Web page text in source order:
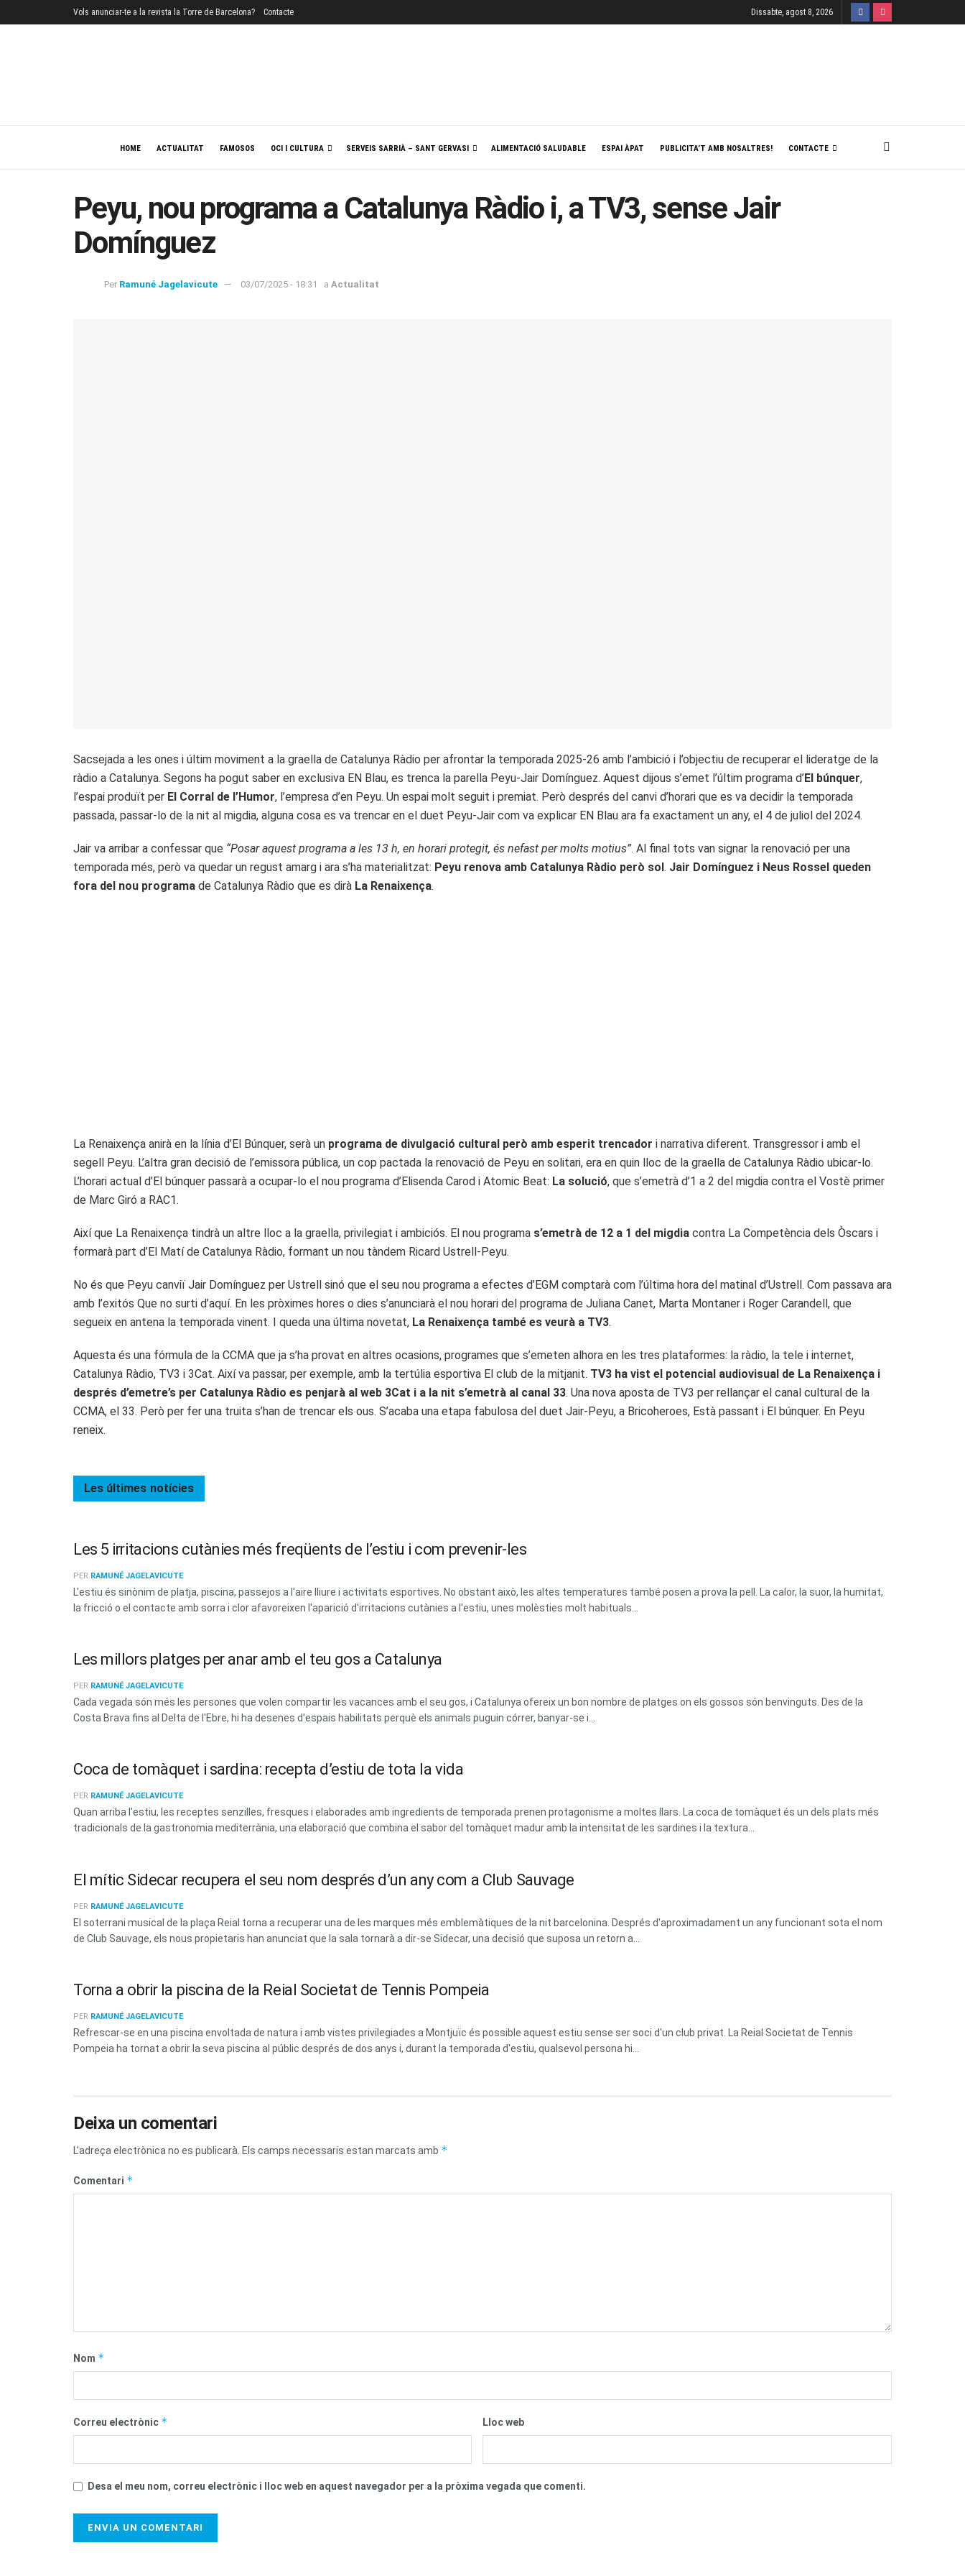
Vols anunciar-te a la revista la Torre de Barcelona? Contacte Dissabte, agost 8, 2026
HOME ACTUALITAT FAMOSOS OCI I CULTURA SERVEIS SARRIÀ – SANT GERVASI ALIMENTACIÓ SALUDABLE ESPAI ÀPAT PUBLICITA’T AMB NOSALTRES! CONTACTE
Peyu, nou programa a Catalunya Ràdio i, a TV3, sense Jair
Domínguez
Per Ramuné Jagelavicute 03/07/2025 - 18:31 a Actualitat
Sacsejada a les ones i últim moviment a la graella de Catalunya Ràdio per afrontar la temporada 2025-26 amb l’ambició i l’objectiu de recuperar el lideratge de la
ràdio a Catalunya. Segons ha pogut saber en exclusiva EN Blau, es trenca la parella Peyu-Jair Domínguez. Aquest dijous s’emet l’últim programa d’El búnquer,
l’espai produït per El Corral de l’Humor, l’empresa d’en Peyu. Un espai molt seguit i premiat. Però després del canvi d’horari que es va decidir la temporada
passada, passar-lo de la nit al migdia, alguna cosa es va trencar en el duet Peyu-Jair com va explicar EN Blau ara fa exactament un any, el 4 de juliol del 2024.
Jair va arribar a confessar que “Posar aquest programa a les 13 h, en horari protegit, és nefast per molts motius”. Al final tots van signar la renovació per una
temporada més, però va quedar un regust amarg i ara s’ha materialitzat: Peyu renova amb Catalunya Ràdio però sol. Jair Domínguez i Neus Rossel queden
fora del nou programa de Catalunya Ràdio que es dirà La Renaixença.
La Renaixença anirà en la línia d’El Búnquer, serà un programa de divulgació cultural però amb esperit trencador i narrativa diferent. Transgressor i amb el
segell Peyu. L’altra gran decisió de l’emissora pública, un cop pactada la renovació de Peyu en solitari, era en quin lloc de la graella de Catalunya Ràdio ubicar-lo.
L’horari actual d’El búnquer passarà a ocupar-lo el nou programa d’Elisenda Carod i Atomic Beat: La solució, que s’emetrà d’1 a 2 del migdia contra el Vostè primer
de Marc Giró a RAC1.
Així que La Renaixença tindrà un altre lloc a la graella, privilegiat i ambiciós. El nou programa s’emetrà de 12 a 1 del migdia contra La Competència dels Òscars i
formarà part d’El Matí de Catalunya Ràdio, formant un nou tàndem Ricard Ustrell-Peyu.
No és que Peyu canviï Jair Domínguez per Ustrell sinó que el seu nou programa a efectes d’EGM comptarà com l’última hora del matinal d’Ustrell. Com passava ara
amb l’exitós Que no surti d’aquí. En les pròximes hores o dies s’anunciarà el nou horari del programa de Juliana Canet, Marta Montaner i Roger Carandell, que
segueix en antena la temporada vinent. I queda una última novetat, La Renaixença també es veurà a TV3.
Aquesta és una fórmula de la CCMA que ja s’ha provat en altres ocasions, programes que s’emeten alhora en les tres plataformes: la ràdio, la tele i internet,
Catalunya Ràdio, TV3 i 3Cat. Així va passar, per exemple, amb la tertúlia esportiva El club de la mitjanit. TV3 ha vist el potencial audiovisual de La Renaixença i
després d’emetre’s per Catalunya Ràdio es penjarà al web 3Cat i a la nit s’emetrà al canal 33. Una nova aposta de TV3 per rellançar el canal cultural de la
CCMA, el 33. Però per fer una truita s’han de trencar els ous. S’acaba una etapa fabulosa del duet Jair-Peyu, a Bricoheroes, Està passant i El búnquer. En Peyu
reneix.
Les últimes notícies
Les 5 irritacions cutànies més freqüents de l’estiu i com prevenir-les
PER RAMUNÉ JAGELAVICUTE
L'estiu és sinònim de platja, piscina, passejos a l'aire lliure i activitats esportives. No obstant això, les altes temperatures també posen a prova la pell. La calor, la suor, la humitat,
la fricció o el contacte amb sorra i clor afavoreixen l'aparició d'irritacions cutànies a l'estiu, unes molèsties molt habituals...
Les millors platges per anar amb el teu gos a Catalunya
PER RAMUNÉ JAGELAVICUTE
Cada vegada són més les persones que volen compartir les vacances amb el seu gos, i Catalunya ofereix un bon nombre de platges on els gossos són benvinguts. Des de la
Costa Brava fins al Delta de l'Ebre, hi ha desenes d'espais habilitats perquè els animals puguin córrer, banyar-se i...
Coca de tomàquet i sardina: recepta d’estiu de tota la vida
PER RAMUNÉ JAGELAVICUTE
Quan arriba l'estiu, les receptes senzilles, fresques i elaborades amb ingredients de temporada prenen protagonisme a moltes llars. La coca de tomàquet és un dels plats més
tradicionals de la gastronomia mediterrània, una elaboració que combina el sabor del tomàquet madur amb la intensitat de les sardines i la textura...
El mític Sidecar recupera el seu nom després d’un any com a Club Sauvage
PER RAMUNÉ JAGELAVICUTE
El soterrani musical de la plaça Reial torna a recuperar una de les marques més emblemàtiques de la nit barcelonina. Després d'aproximadament un any funcionant sota el nom
de Club Sauvage, els nous propietaris han anunciat que la sala tornarà a dir-se Sidecar, una decisió que suposa un retorn a...
Torna a obrir la piscina de la Reial Societat de Tennis Pompeia
PER RAMUNÉ JAGELAVICUTE
Refrescar-se en una piscina envoltada de natura i amb vistes privilegiades a Montjuïc és possible aquest estiu sense ser soci d'un club privat. La Reial Societat de Tennis
Pompeia ha tornat a obrir la seva piscina al públic després de dos anys i, durant la temporada d'estiu, qualsevol persona hi...
Deixa un comentari
L'adreça electrònica no es publicarà. Els camps necessaris estan marcats amb *
Comentari *
Nom *
Correu electrònic * Lloc web
Desa el meu nom, correu electrònic i lloc web en aquest navegador per a la pròxima vegada que comenti.